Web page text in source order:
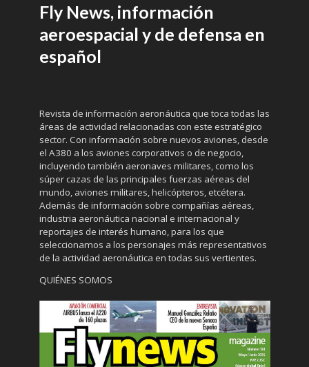
Fly News, información
aeroespacial y de defensa en
español
Revista de información aeronáutica que toca todas las
áreas de actividad relacionadas con este estratégico
sector. Con información sobre nuevos aviones, desde
el A380 a los aviones corporativos o de negocio,
incluyendo también aeronaves militares, como los
súper cazas de las principales fuerzas aéreas del
mundo, aviones militares, helicópteros, etcétera.
Además de información sobre compañías aéreas,
industria aeronáutica nacional e internacional y
reportajes de interés humano, para los que
seleccionamos a los personajes más representativos
de la actividad aeronáutica en todas sus vertientes.
QUIÉNES SOMOS